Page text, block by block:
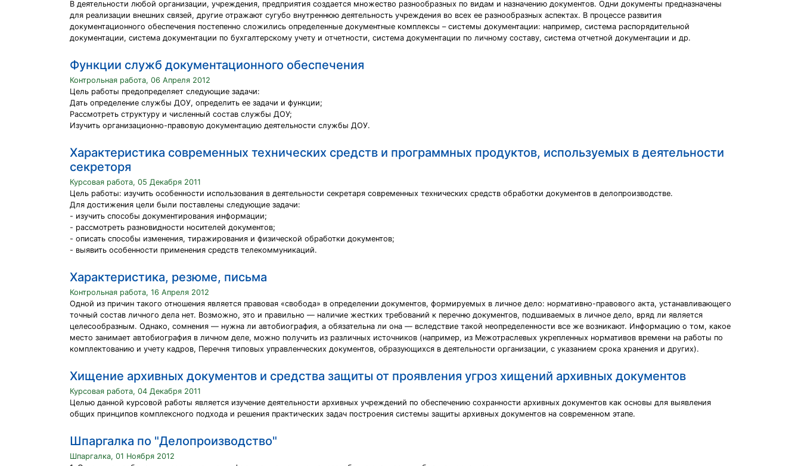
В деятельности любой организации, учреждения, предприятия создается множество разнообразных по видам и назначению документов. Одни документы предназначены
для реализации внешних связей, другие отражают сугубо внутреннюю деятельность учреждения во всех ее разнообразных аспектах. В процессе развития
документационного обеспечения постепенно сложились определенные документные комплексы – системы документации: например, система распорядительной
документации, система документации по бухгалтерскому учету и отчетности, система документации по личному составу, система отчетной документации и др.
Функции служб документационного обеспечения
Контрольная работа, 06 Апреля 2012
Цель работы предопределяет следующие задачи:
Дать определение службы ДОУ, определить ее задачи и функции;
Рассмотреть структуру и численный состав службы ДОУ;
Изучить организационно-правовую документацию деятельности службы ДОУ.
Характеристика современных технических средств и программных продуктов, используемых в деятельности
секреторя
Курсовая работа, 05 Декабря 2011
Цель работы: изучить особенности использования в деятельности секретаря современных технических средств обработки документов в делопроизводстве.
Для достижения цели были поставлены следующие задачи:
- изучить способы документирования информации;
- рассмотреть разновидности носителей документов;
- описать способы изменения, тиражирования и физической обработки документов;
- выявить особенности применения средств телекоммуникаций.
Характеристика, резюме, письма
Контрольная работа, 16 Апреля 2012
Одной из причин такого отношения является правовая «свобода» в определении документов, формируемых в личное дело: нормативно-правового акта, устанавливающего
точный состав личного дела нет. Возможно, это и правильно — наличие жестких требований к перечню документов, подшиваемых в личное дело, вряд ли является
целесообразным. Однако, сомнения — нужна ли автобиография, а обязательна ли она — вследствие такой неопределенности все же возникают. Информацию о том, какое
место занимает автобиография в личном деле, можно получить из различных источников (например, из Межотраслевых укрепленных нормативов времени на работы по
комплектованию и учету кадров, Перечня типовых управленческих документов, образующихся в деятельности организации, с указанием срока хранения и других).
Хищение архивных документов и средства защиты от проявления угроз хищений архивных документов
Курсовая работа, 04 Декабря 2011
Целью данной курсовой работы является изучение деятельности архивных учреждений по обеспечению сохранности архивных документов как основы для выявления
общих принципов комплексного подхода и решения практических задач построения системы защиты архивных документов на современном этапе.
Шпаргалка по "Делопроизводство"
Шпаргалка, 01 Ноября 2012